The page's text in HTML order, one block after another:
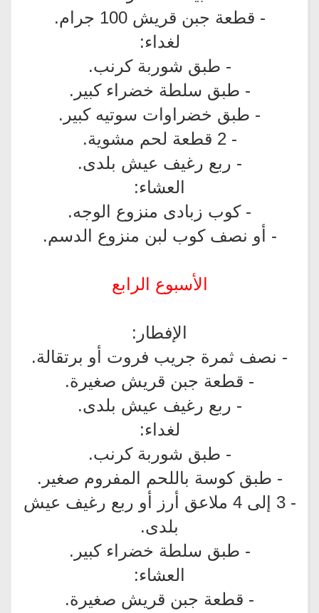
- قطعة جبن قريش 100 جرام.
لغداء:
- طبق شوربة كرنب.
- طبق سلطة خضراء كبير.
- طبق خضراوات سوتيه كبير.
- 2 قطعة لحم مشوية.
- ربع رغيف عيش بلدى.
العشاء:
- كوب زبادى منزوع الوجه.
- أو نصف كوب لبن منزوع الدسم.
الأسبوع الرابع
الإفطار:
- نصف ثمرة جريب فروت أو برتقالة.
- قطعة جبن قريش صغيرة.
- ربع رغيف عيش بلدى.
لغداء:
- طبق شوربة كرنب.
- طبق كوسة باللحم المفروم صغير.
- 3 إلى 4 ملاعق أرز أو ربع رغيف عيش
بلدى.
- طبق سلطة خضراء كبير.
العشاء:
- قطعة جبن قريش صغيرة.